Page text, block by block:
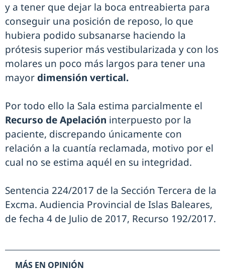
y a tener que dejar la boca entreabierta para
conseguir una posición de reposo, lo que
hubiera podido subsanarse haciendo la
prótesis superior más vestibularizada y con los
molares un poco más largos para tener una
mayor dimensión vertical.
Por todo ello la Sala estima parcialmente el
Recurso de Apelación interpuesto por la
paciente, discrepando únicamente con
relación a la cuantía reclamada, motivo por el
cual no se estima aquél en su integridad.
Sentencia 224/2017 de la Sección Tercera de la
Excma. Audiencia Provincial de Islas Baleares,
de fecha 4 de Julio de 2017, Recurso 192/2017.
MÁS EN OPINIÓN